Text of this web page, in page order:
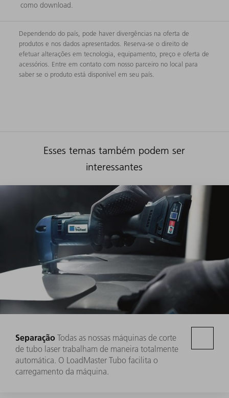
como download.
Dependendo do país, pode haver divergências na oferta de
produtos e nos dados apresentados. Reserva-se o direito de
efetuar alterações em tecnologia, equipamento, preço e oferta de
acessórios. Entre em contato com nosso parceiro no local para
saber se o produto está disponível em seu país.
Esses temas também podem ser
interessantes
Separação Todas as nossas máquinas de corte
de tubo laser trabalham de maneira totalmente
automática. O LoadMaster Tubo facilita o
carregamento da máquina.